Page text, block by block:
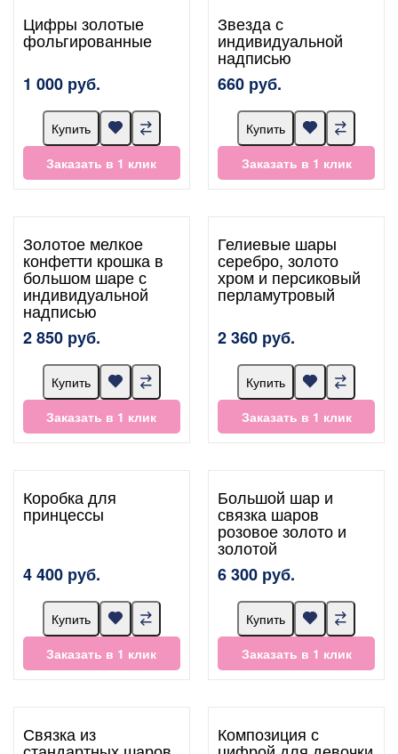
Цифры золотые
фольгированные
1 000 руб.
Купить
Заказать в 1 клик
Звезда с
индивидуальной
надписью
660 руб.
Купить
Заказать в 1 клик
Золотое мелкое
конфетти крошка в
большом шаре с
индивидуальной
надписью
2 850 руб.
Купить
Заказать в 1 клик
Гелиевые шары
серебро, золото
хром и персиковый
перламутровый
2 360 руб.
Купить
Заказать в 1 клик
Коробка для
принцессы
4 400 руб.
Купить
Заказать в 1 клик
Большой шар и
связка шаров
розовое золото и
золотой
6 300 руб.
Купить
Заказать в 1 клик
Связка из Композиция с